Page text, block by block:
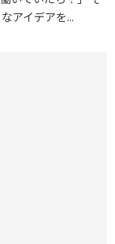
アイデアを...